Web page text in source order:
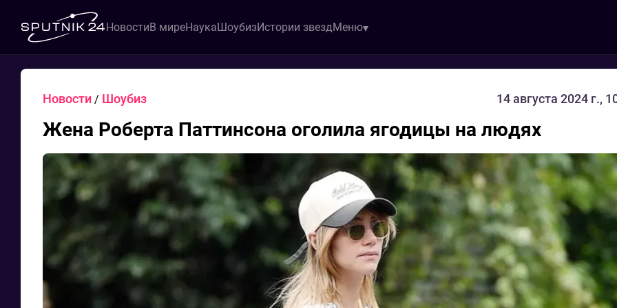
НовостиВ миреНаукаШоубизИстории звездМеню
Новости / Шоубиз 14 августа 2024 г.,
Жена Роберта Паттинсона оголила ягодицы на людях